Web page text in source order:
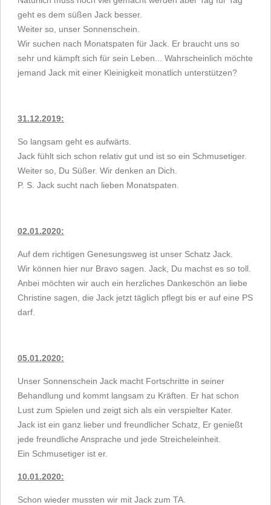
geht es dem süßen Jack besser.
Weiter so, unser Sonnenschein.
Wir suchen nach Monatspaten für Jack. Er braucht uns so
sehr und kämpft sich für sein Leben... Wahrscheinlich möchte
jemand Jack mit einer Kleinigkeit monatlich unterstützen?
31.12.2019:
So langsam geht es aufwärts.
Jack fühlt sich schon relativ gut und ist so ein Schmusetiger.
Weiter so, Du Süßer. Wir denken an Dich.
P. S. Jack sucht nach lieben Monatspaten.
02.01.2020:
Auf dem richtigen Genesungsweg ist unser Schatz Jack.
Wir können hier nur Bravo sagen. Jack, Du machst es so toll.
Anbei möchten wir auch ein herzliches Dankeschön an liebe
Christine sagen, die Jack jetzt täglich pflegt bis er auf eine PS
darf.
05.01.2020:
Unser Sonnenschein Jack macht Fortschritte in seiner
Behandlung und kommt langsam zu Kräften. Er hat schon
Lust zum Spielen und zeigt sich als ein verspielter Kater.
Jack ist ein ganz lieber und freundlicher Schatz, Er genießt
jede freundliche Ansprache und jede Streicheleinheit.
Ein Schmusetiger ist er.
10.01.2020:
Schon wieder mussten wir mit Jack zum TA.